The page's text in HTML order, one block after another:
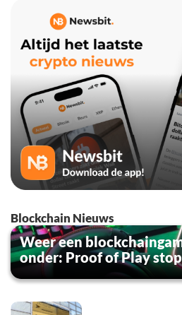
Blockchain Nieuws
Weer een
onder: Proof of Play